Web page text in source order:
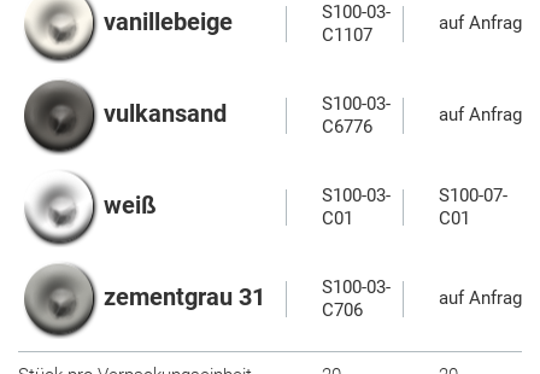
vanillebeige
S100-03-
C1107
auf Anfrage
vulkansand
S100-03-
C6776
auf Anfrage
weiß
S100-03-
C01
S100-07-
C01
zementgrau 31
S100-03-
C706
auf Anfrage